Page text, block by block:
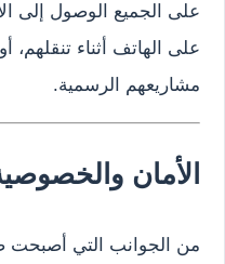
على الجميع الوصول إلى
على الهاتف أثناء تنقلهم،
مشاريعهم الرسمية.
الأمان
من الجوانب التي أصبحت